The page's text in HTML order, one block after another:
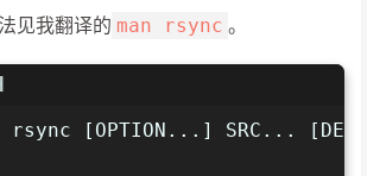
见我翻译的 man rsync 。
[OPTION...] SRC...